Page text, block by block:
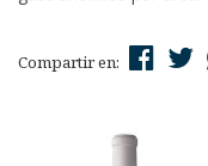
Compartir en: